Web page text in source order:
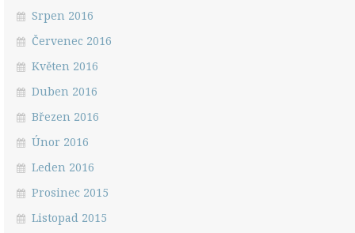
Srpen 2016
Červenec 2016
Květen 2016
Duben 2016
Březen 2016
Únor 2016
Leden 2016
Prosinec 2015
Listopad 2015